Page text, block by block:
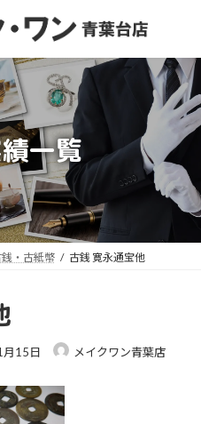
一覧
銭・古紙幣 古銭 寛永通宝他
15日 メイクワン青葉店
ア
コ
ン
リ
ク